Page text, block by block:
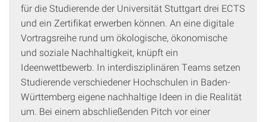
für die Studierende der Universität Stuttgart drei ECTS
und ein Zertifikat erwerben können. An eine digitale
Vortragsreihe rund um ökologische, ökonomische
und soziale Nachhaltigkeit, knüpft ein
Ideenwettbewerb. In interdisziplinären Teams setzen
Studierende verschiedener Hochschulen in Baden-
Württemberg eigene nachhaltige Ideen in die Realität
um. Bei einem abschließenden Pitch vor einer